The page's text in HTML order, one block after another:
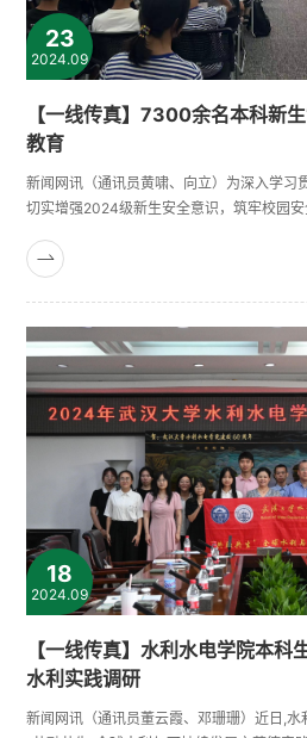
23
2024.09
【一线传真】7300余名本科新
教育
新闻网讯（通讯员黄啸、向立）为深入学习
切实增强2024级新生安全意识，筑牢校园
中间，采取“理论+实践”方式，向7300余名
及交通安全知识，组织开展消防实战演练，
关”。同学们入校后的安全，是学校持续关
18
2024.09
【一线传真】水利水电学院本科
水利实践调研
新闻网讯（通讯员董云霞、邓珊珊）近日,